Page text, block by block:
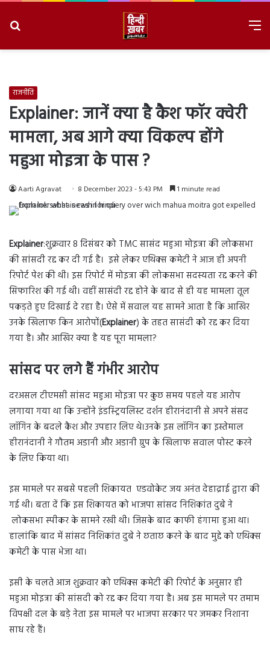
राजनीति
Explainer: जानें क्या है कैश फॉर क्वेरी
मामला, अब आगे क्या विकल्प होंगे
महुआ मोइत्रा के पास ?
Aarti Agravat 8 December 2023 - 5:43 PM 1 minute read
Explainer:शुक्रवार 8 दिसंबर को TMC सासंद महुआ मोइत्रा की लोकसभा
की सांसदी रद्द कर दी गई है। इसे लेकर एथिक्स कमेटी ने आज ही अपनी
रिपोर्ट पेश की थी। इस रिपोर्ट में मोइत्रा की लोकसभा सदस्यता रद्द करने की
सिफारिश की गई थी। वहीं सासंदी रद्द होने के बाद से ही यह मामला तूल
पकड़ते हुए दिखाई दे रहा है। ऐसे में सवाल यह सामने आता है कि आखिर
उनके खिलाफ किन आरोपों(Explainer) के तहत सासंदी को रद्द कर दिया
गया है। और आखिर क्या है यह पूरा मामला?
सांसद पर लगे हैं गंभीर आरोप
दरअसल टीएमसी सांसद महुआ मोइत्रा पर कुछ समय पहले यह आरोप
लगाया गया था कि उन्होंने इंडस्ट्रियलिस्ट दर्शन हीरानंदानी से अपने संसद
लॉगिन के बदले कैश और उपहार लिए थे।उनके इस लॉगिन का इस्तेमाल
हीरानंदानी ने गौतम अडानी और अडानी ग्रुप के खिलाफ सवाल पोस्ट करने
के लिए किया था।
इस मामले पर सबसे पहली शिकायत एडवोकेट जय अनंत देहाद्राई द्वारा की
गई थी। बता दें कि इस शिकायत को भाजपा सांसद निशिकांत दुबे ने
लोकसभा स्पीकर के सामने रखी थी। जिसके बाद काफी हंगामा हुआ था।
हालांकि बाद में सांसद निशिकांत दुबे ने छताछ करने के बाद मुद्दे को एथिक्स
कमेटी के पास भेजा था।
इसी के चलते आज शुक्रवार को एथिक्स कमेटी की रिपोर्ट के अनुसार ही
महुआ मोइत्रा की सांसदी को रद्द कर दिया गया है। अब इस मामले पर तमाम
विपक्षी दल के बड़े नेता इस मामले पर भाजपा सरकार पर जमकर निशाना
साध रहे हैं।